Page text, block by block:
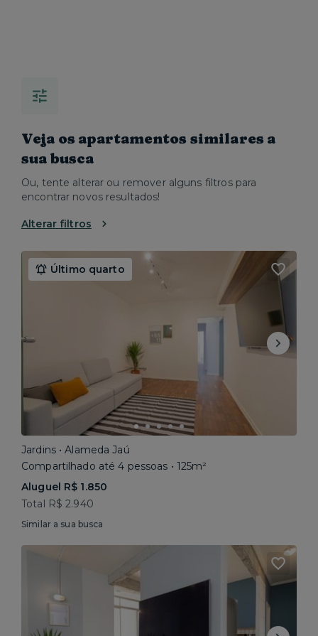
Veja os apartamentos similares a
sua busca
Ou, tente alterar ou remover alguns filtros para
encontrar novos resultados!
Alterar filtros
Último quarto
Jardins • Alameda Jaú
Compartilhado até 4 pessoas • 125m²
Aluguel R$ 1.850
Total R$ 2.940
Similar a sua busca